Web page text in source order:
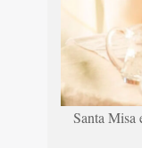
Santa